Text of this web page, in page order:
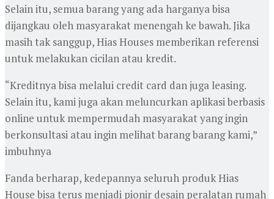
Selain itu, semua barang yang ada harganya bisa
dijangkau oleh masyarakat menengah ke bawah. Jika
masih tak sanggup, Hias Houses memberikan referensi
untuk melakukan cicilan atau kredit.
“Kreditnya bisa melalui credit card dan juga leasing.
Selain itu, kami juga akan meluncurkan aplikasi berbasis
online untuk mempermudah masyarakat yang ingin
berkonsultasi atau ingin melihat barang barang kami,”
imbuhnya
Fanda berharap, kedepannya seluruh produk Hias
House bisa terus menjadi pionir desain peralatan rumah